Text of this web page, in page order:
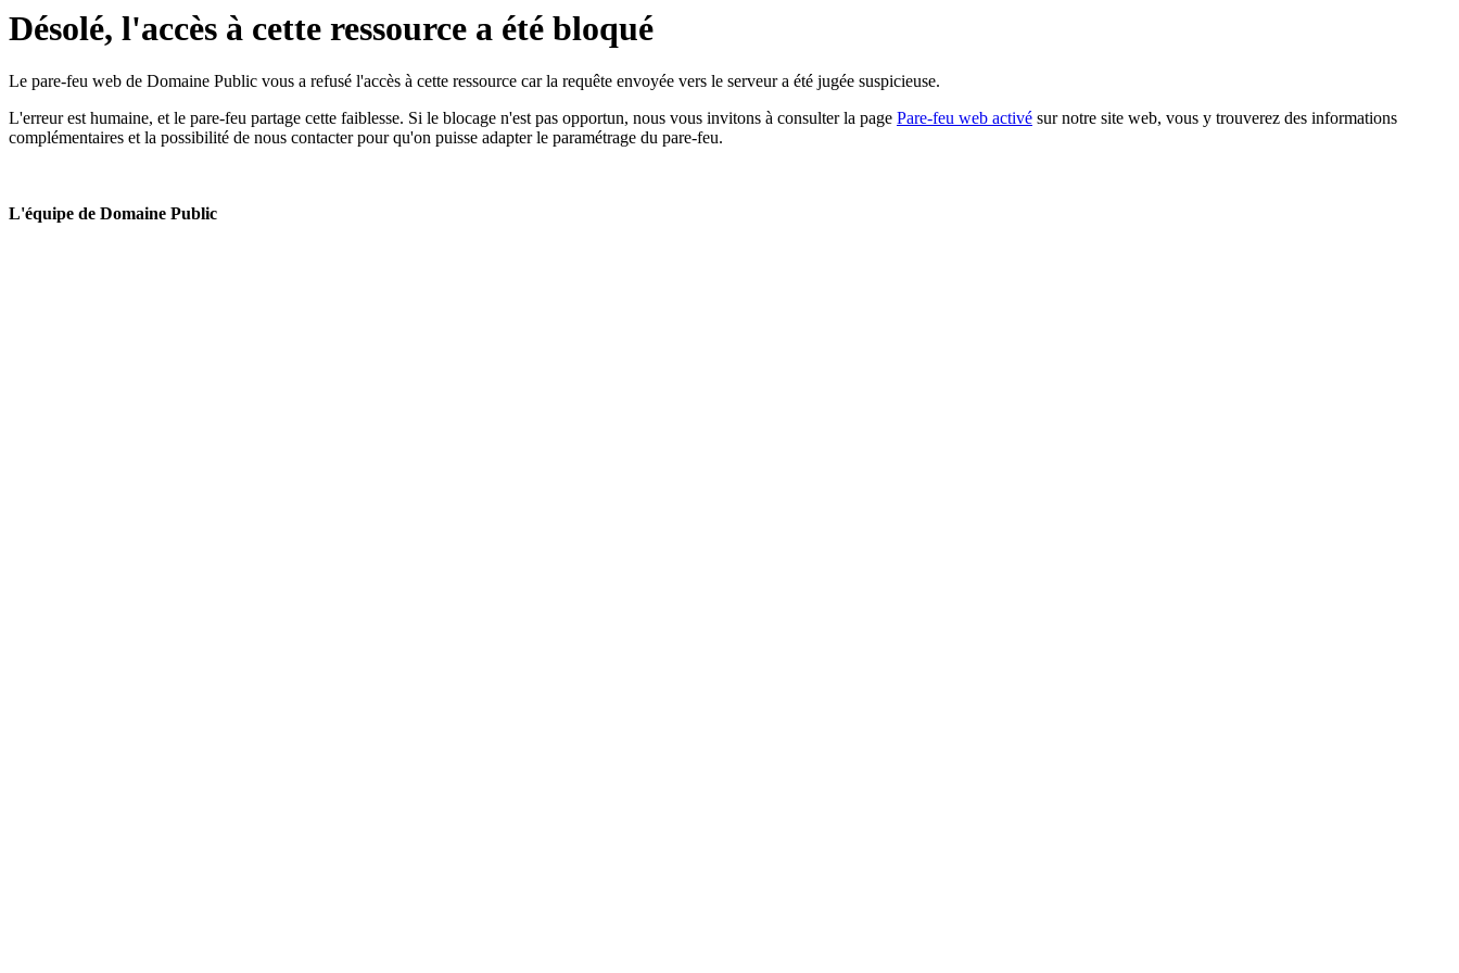
Désolé, l'accès à cette ressource a été bloqué
Le pare-feu web de Domaine Public vous a refusé l'accès à cette ressource car la requête envoyée vers le serveur a été jugée suspicieuse.
L'erreur est humaine, et le pare-feu partage cette faiblesse. Si le blocage n'est pas opportun, nous vous invitons à consulter la page Pare-feu web activé sur notre site web, vous y trouverez des informations
complémentaires et la possibilité de nous contacter pour qu'on puisse adapter le paramétrage du pare-feu.
L'équipe de Domaine Public